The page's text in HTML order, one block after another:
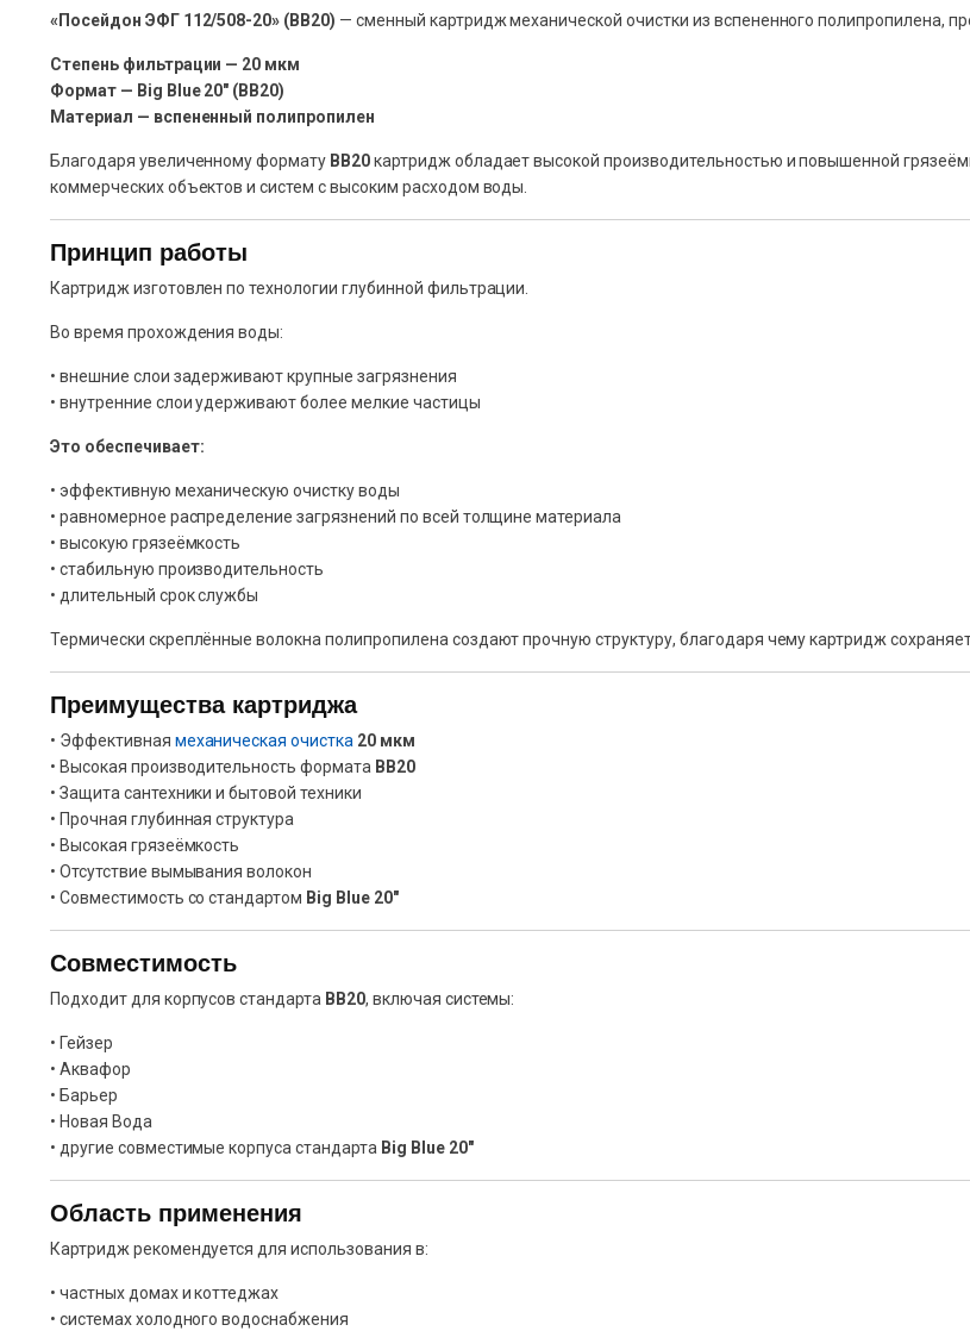
«Посейдон ЭФГ 112/508-20» (BB20) — сменный картридж механической очистки из вспененного полипропилена,
Степень фильтрации — 20 мкм
Формат — Big Blue 20″ (BB20)
Материал — вспененный полипропилен
Благодаря увеличенному формату BB20картридж обладает высокой производительностью и повышенной
коммерческих объектов и систем с высоким расходом воды.
Принцип работы
Картридж изготовлен по технологии глубинной фильтрации.
Во время прохождения воды:
• внешние слои задерживают крупные загрязнения
• внутренние слои удерживают более мелкие частицы
Это обеспечивает:
• эффективную механическую очистку воды
• равномерное распределение загрязнений по всей толщине материала
• высокую грязеёмкость
• стабильную производительность
• длительный срок службы
Термически скреплённые волокна полипропилена создают прочную структуру, благодаря чему картридж
Преимущества картриджа
• Эффективная механическая очистка 20 мкм
• Высокая производительность формата BB20
• Защита сантехники и бытовой техники
• Прочная глубинная структура
• Высокая грязеёмкость
• Отсутствие вымывания волокон
• Совместимость со стандартом Big Blue 20″
Совместимость
Подходит для корпусов стандарта BB20, включая системы:
• Гейзер
• Аквафор
• Барьер
• Новая Вода
• другие совместимые корпуса стандарта Big Blue 20″
Область применения
Картридж рекомендуется для использования в:
• частных домах и коттеджах
• системах холодного водоснабжения